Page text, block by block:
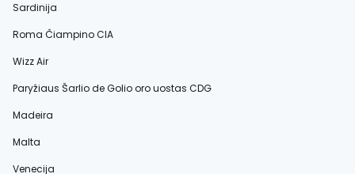
Sardinija
Roma Čiampino CIA
Wizz Air
Paryžiaus Šarlio de Golio oro uostas CDG
Madeira
Malta
Venecija